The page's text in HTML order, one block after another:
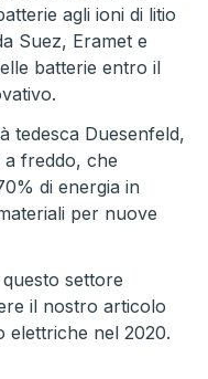
agli ioni di litio
Suez, Eramet e
batterie entro il
tedesca Duesenfeld,
freddo, che
di energia in
per nuove
settore
il nostro articolo
elettriche nel 2020.